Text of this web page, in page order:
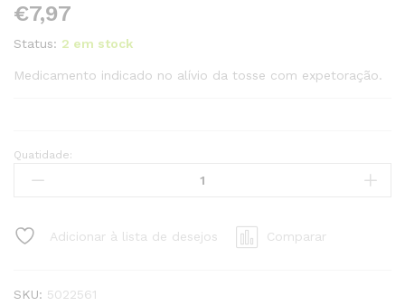
€7,97
Status: 2 em stock
Medicamento indicado no alívio da tosse com expetoração.
Exxelir
600mg
Comprimidos
Quatidade:
Adicionar à lista de desejos Comparar
SKU: 5022561